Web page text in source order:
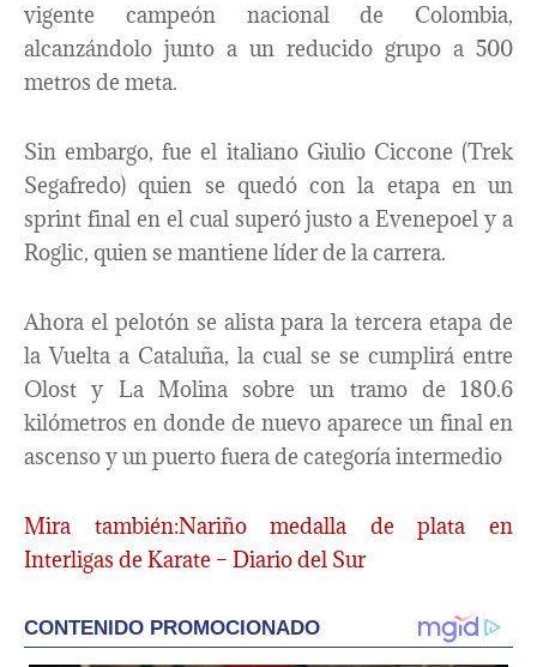
vigente campeón nacional de Colombia,
alcanzándolo junto a un reducido grupo a 500
metros de meta.
Sin embargo, fue el italiano Giulio Ciccone (Trek
Segafredo) quien se quedó con la etapa en un
sprint final en el cual superó justo a Evenepoel y a
Roglic, quien se mantiene líder de la carrera.
Ahora el pelotón se alista para la tercera etapa de
la Vuelta a Cataluña, la cual se se cumplirá entre
Olost y La Molina sobre un tramo de 180.6
kilómetros en donde de nuevo aparece un final en
ascenso y un puerto fuera de categoría intermedio
Mira también:Nariño medalla de plata en
Interligas de Karate – Diario del Sur